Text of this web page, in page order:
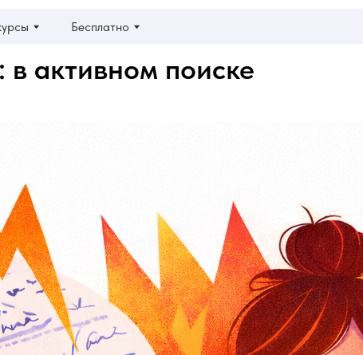
Бесплатно
активном поиске